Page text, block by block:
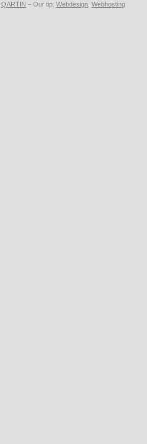
QARTIN – Our tip: Webdesign Webhosting